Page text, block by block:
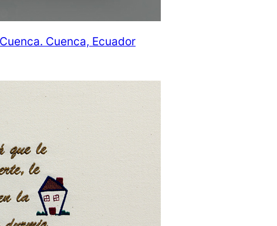
Cuenca, Ecuador